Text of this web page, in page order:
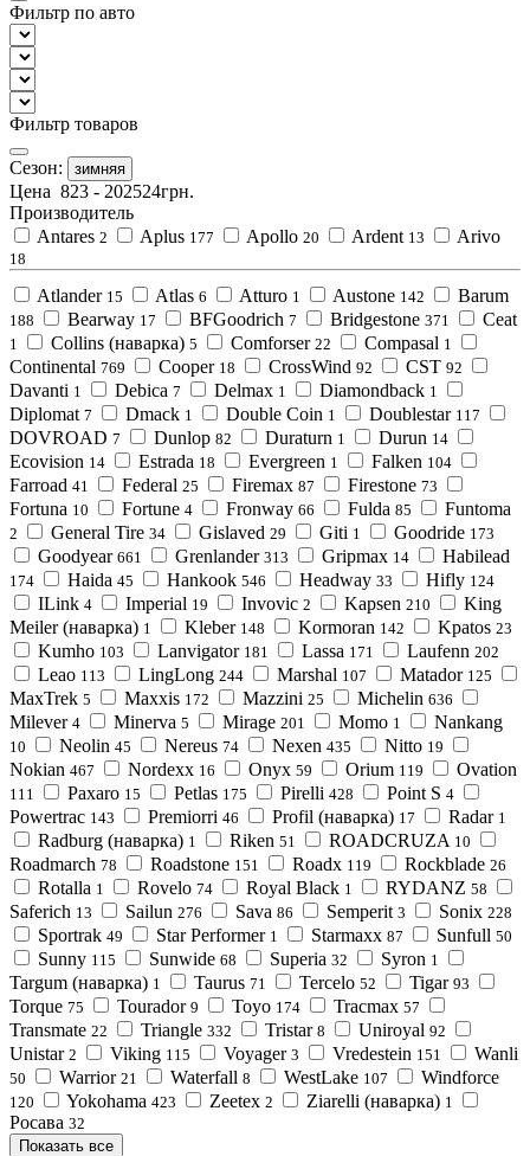
Фильтр по авто
Фильтр товаров
Сезон: зимняя
Цена 823 - 202524грн.
Производитель
Antares 2 Aplus 177 Apollo 20 Ardent 13 Arivo
18
Atlander 15 Atlas 6 Atturo 1 Austone 142 Barum
188 Bearway 17 BFGoodrich 7 Bridgestone 371 Ceat
1 Collins (наварка) 5 Comforser 22 Compasal 1
Continental 769 Cooper 18 CrossWind 92 CST 92
Davanti 1 Debica 7 Delmax 1 Diamondback 1
Diplomat 7 Dmack 1 Double Coin 1 Doublestar 117
DOVROAD 7 Dunlop 82 Duraturn 1 Durun 14
Ecovision 14 Estrada 18 Evergreen 1 Falken 104
Farroad 41 Federal 25 Firemax 87 Firestone 73
Fortuna 10 Fortune 4 Fronway 66 Fulda 85 Funtoma
2 General Tire 34 Gislaved 29 Giti 1 Goodride 173
Goodyear 661 Grenlander 313 Gripmax 14 Habilead
174 Haida 45 Hankook 546 Headway 33 Hifly 124
ILink 4 Imperial 19 Invovic 2 Kapsen 210
King
Meiler (наварка) 1 Kleber 148 Kormoran 142 Kpatos 23
Kumho 103 Lanvigator 181 Lassa 171 Laufenn 202
Leao 113 LingLong 244 Marshal 107 Matador 125
MaxTrek 5 Maxxis 172 Mazzini 25 Michelin 636
Milever 4 Minerva 5 Mirage 201 Momo 1 Nankang
10 Neolin 45 Nereus 74 Nexen 435 Nitto 19
Nokian 467 Nordexx 16 Onyx 59 Orium 119 Ovation
111 Paxaro 15 Petlas 175 Pirelli 428 Point S 4
Powertrac 143 Premiorri 46 Profil (наварка) 17 Radar 1
Radburg (наварка) 1 Riken 51 ROADCRUZA 10
Roadmarch 78 Roadstone 151 Roadx 119 Rockblade 26
Rotalla 1 Rovelo 74 Royal Black 1 RYDANZ 58
Saferich 13 Sailun 276 Sava 86 Semperit 3 Sonix 228
Sportrak 49 Star Performer 1 Starmaxx 87 Sunfull 50
Sunny 115 Sunwide 68 Superia 32 Syron 1
Targum (наварка) 1 Taurus 71 Tercelo 52 Tigar 93
Torque 75 Tourador 9 Toyo 174 Tracmax 57
Transmate 22 Triangle 332 Tristar 8 Uniroyal 92
Unistar 2 Viking 115 Voyager 3 Vredestein 151 Wanli
50 Warrior 21 Waterfall 8 WestLake 107 Windforce
120 Yokohama 423 Zeetex 2 Ziarelli (наварка) 1
Росава 32
Показать все